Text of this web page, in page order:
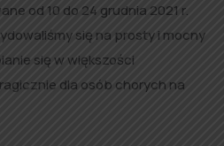
od 10 do 24 grudnia 2021 r.
się na prosty i mocny
się w większości
dla osób chorych na